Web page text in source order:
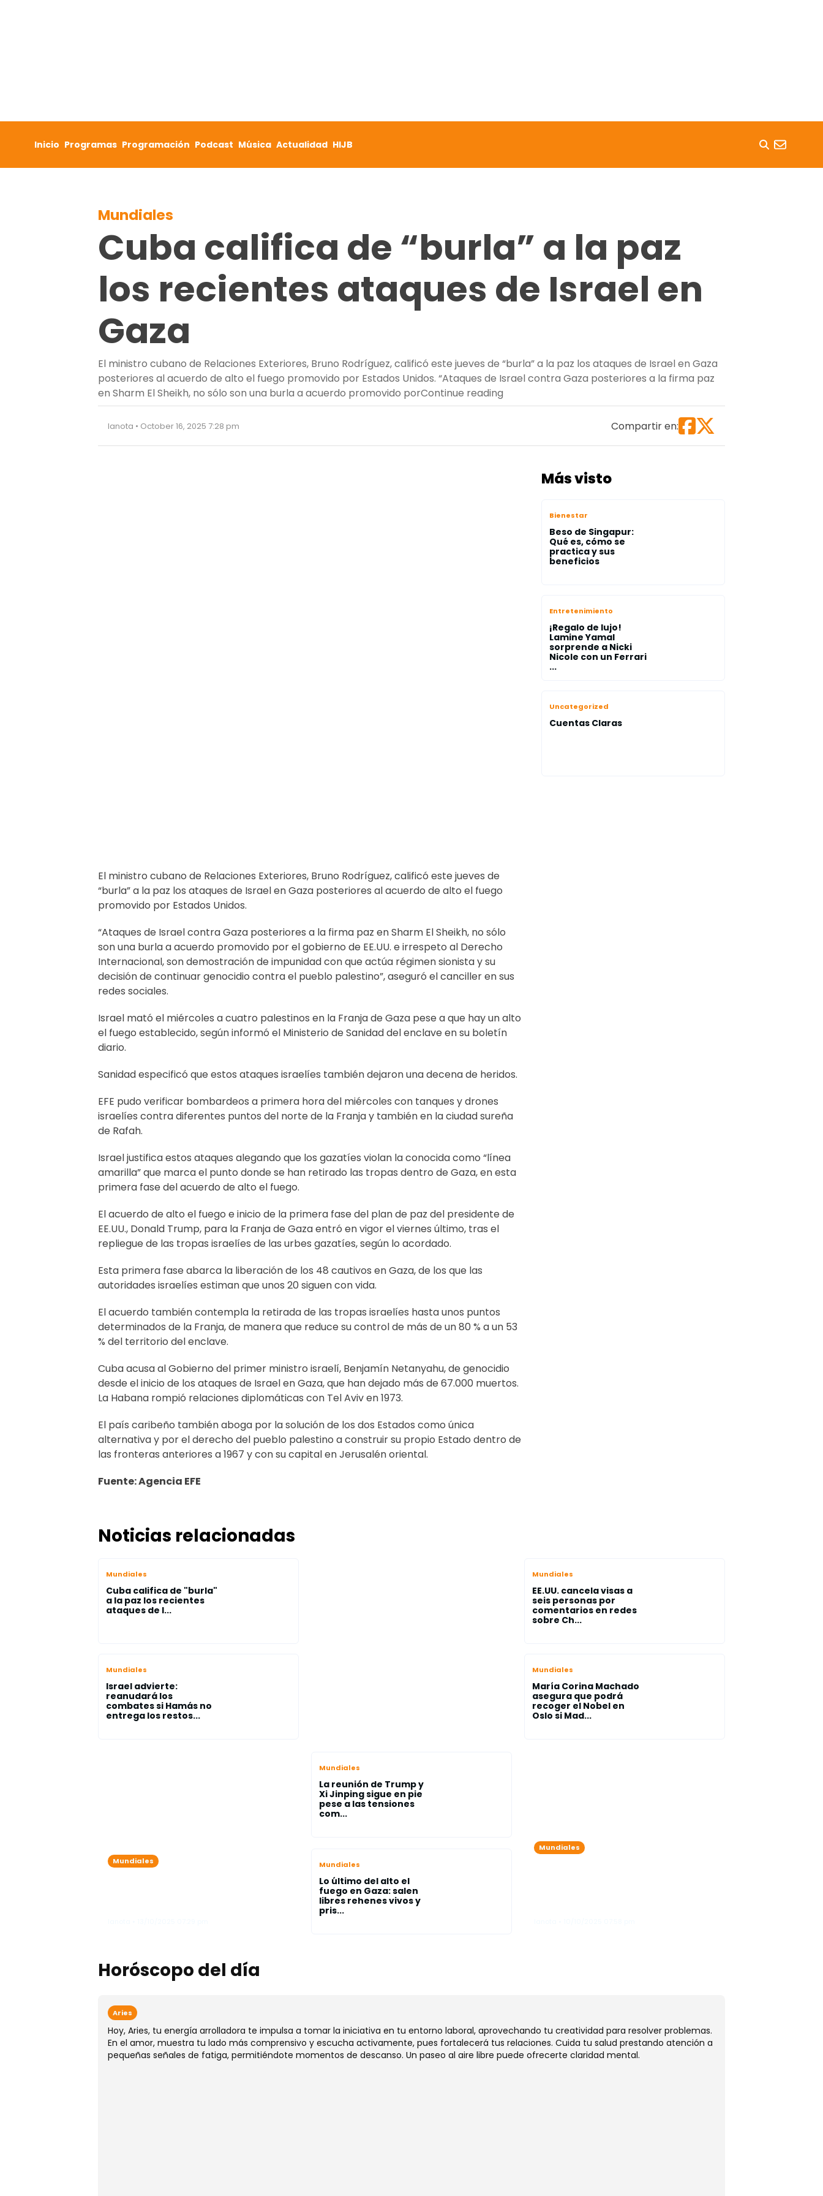
Inicio Programas Programación Podcast Música Actualidad HIJB
Mundiales
Cuba califica de “burla” a la paz
los recientes ataques de Israel en
Gaza
El ministro cubano de Relaciones Exteriores, Bruno Rodríguez, calificó este jueves de “burla” a la paz los ataques de Israel en Gaza
posteriores al acuerdo de alto el fuego promovido por Estados Unidos. “Ataques de Israel contra Gaza posteriores a la firma paz
en Sharm El Sheikh, no sólo son una burla a acuerdo promovido porContinue reading
lanota • October 16, 2025 7:28 pm Compartir en:
El ministro cubano de Relaciones Exteriores, Bruno Rodríguez, calificó este jueves de
“burla” a la paz los ataques de Israel en Gaza posteriores al acuerdo de alto el fuego
promovido por Estados Unidos.
“Ataques de Israel contra Gaza posteriores a la firma paz en Sharm El Sheikh, no sólo
son una burla a acuerdo promovido por el gobierno de EE.UU. e irrespeto al Derecho
Internacional, son demostración de impunidad con que actúa régimen sionista y su
decisión de continuar genocidio contra el pueblo palestino”, aseguró el canciller en sus
redes sociales.
Israel mató el miércoles a cuatro palestinos en la Franja de Gaza pese a que hay un alto
el fuego establecido, según informó el Ministerio de Sanidad del enclave en su boletín
diario.
Sanidad especificó que estos ataques israelíes también dejaron una decena de heridos.
EFE pudo verificar bombardeos a primera hora del miércoles con tanques y drones
israelíes contra diferentes puntos del norte de la Franja y también en la ciudad sureña
de Rafah.
Israel justifica estos ataques alegando que los gazatíes violan la conocida como “línea
amarilla” que marca el punto donde se han retirado las tropas dentro de Gaza, en esta
primera fase del acuerdo de alto el fuego.
El acuerdo de alto el fuego e inicio de la primera fase del plan de paz del presidente de
EE.UU., Donald Trump, para la Franja de Gaza entró en vigor el viernes último, tras el
repliegue de las tropas israelíes de las urbes gazatíes, según lo acordado.
Esta primera fase abarca la liberación de los 48 cautivos en Gaza, de los que las
autoridades israelíes estiman que unos 20 siguen con vida.
El acuerdo también contempla la retirada de las tropas israelíes hasta unos puntos
determinados de la Franja, de manera que reduce su control de más de un 80 % a un 53
% del territorio del enclave.
Cuba acusa al Gobierno del primer ministro israelí, Benjamín Netanyahu, de genocidio
desde el inicio de los ataques de Israel en Gaza, que han dejado más de 67.000 muertos.
La Habana rompió relaciones diplomáticas con Tel Aviv en 1973.
El país caribeño también aboga por la solución de los dos Estados como única
alternativa y por el derecho del pueblo palestino a construir su propio Estado dentro de
las fronteras anteriores a 1967 y con su capital en Jerusalén oriental.
Fuente: Agencia EFE
Más visto
Bienestar
Beso de Singapur:
Qué es, cómo se
practica y sus
beneficios
Entretenimiento
¡Regalo de lujo!
Lamine Yamal
sorprende a Nicki
Nicole con un Ferrari
...
Uncategorized
Cuentas Claras
Noticias relacionadas
Mundiales
Cuba califica de "burla"
a la paz los recientes
ataques de I...
Mundiales
Israel advierte:
reanudará los
combates si Hamás no
entrega los restos...
Mundiales
EE.UU. cancela visas a
seis personas por
comentarios en redes
sobre Ch...
Mundiales
María Corina Machado
asegura que podrá
recoger el Nobel en
Oslo si Mad...
Mundiales
Mundiales
La reunión de Trump y
Xi Jinping sigue en pie
pese a las tensiones
com...
Mundiales
Lo último del alto el
fuego en Gaza: salen
libres rehenes vivos y
pris...
Mundiales
Horóscopo del día
Aries
Hoy, Aries, tu energía arrolladora te impulsa a tomar la iniciativa en tu entorno laboral, aprovechando tu creatividad para resolver problemas.
En el amor, muestra tu lado más comprensivo y escucha activamente, pues fortalecerá tus relaciones. Cuida tu salud prestando atención a
pequeñas señales de fatiga, permitiéndote momentos de descanso. Un paseo al aire libre puede ofrecerte claridad mental.